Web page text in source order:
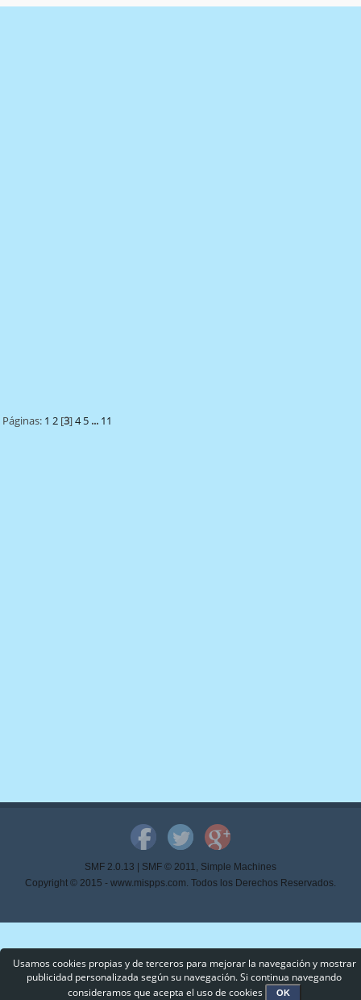
Páginas: 1 2[3]4 5 ... 11
SMF 2.0.13 SMF © 2011, Simple Machines
Copyright © 2015 - www.mispps.com. Todos los Derechos Reservados.
Usamos cookies propias y de terceros para mejorar la navegación y mostrar
publicidad personalizada según su navegación. Si continua navegando
consideramos que acepta el uso de cookies
OK